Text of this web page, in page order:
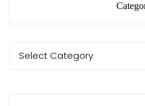
Categories
Select Category
Categories